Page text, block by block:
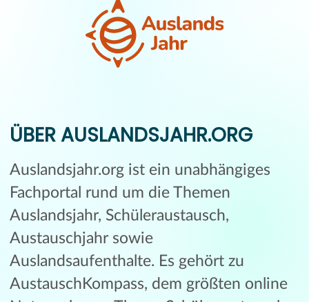
ÜBER AUSLANDSJAHR.ORG
Auslandsjahr.org ist ein unabhängiges
Fachportal rund um die Themen
Auslandsjahr, Schüleraustausch,
Austauschjahr sowie
Auslandsaufenthalte. Es gehört zu
AustauschKompass, dem größten online